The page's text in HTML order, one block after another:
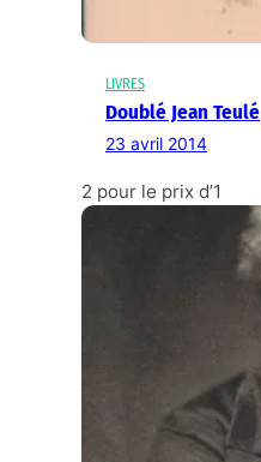
LIVRES
Doublé Jean Teulé
23 avril 2014
2 pour le prix d’1